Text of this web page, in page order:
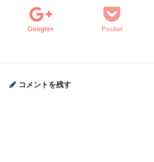
Google+ Pocket
コメントを残す